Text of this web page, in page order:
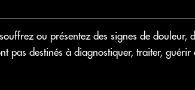
ou présentez des signes de
pas destinés à diagnostiquer, traiter,